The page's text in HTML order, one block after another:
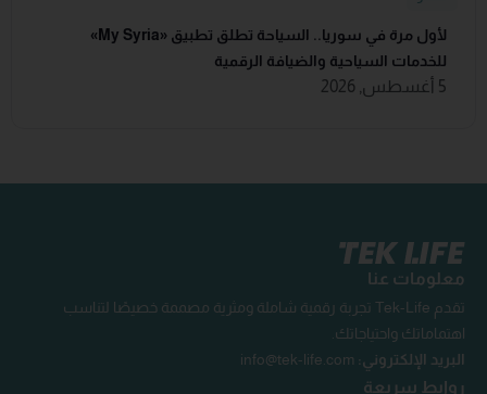
لأول مرة في سوريا.. السياحة تطلق تطبيق «‏My Syria‏»
للخدمات السياحية والضيافة ‏الرقمية
5 أغسطس, 2026
معلومات عنا
تقدم Tek-Life تجربة رقمية شاملة ومثرية مصممة خصيصًا لتناسب
اهتماماتك واحتياجاتك.
البريد الإلكتروني: info@tek-life.com
روابط سريعة